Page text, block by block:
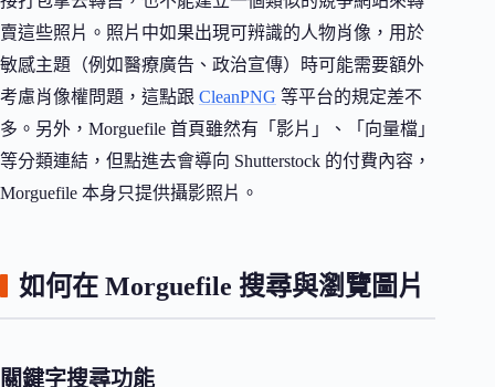
賣這些照片。照片中如果出現可辨識的人物肖像，用於
敏感主題（例如醫療廣告、政治宣傳）時可能需要額外
考慮肖像權問題，這點跟 CleanPNG 等平台的規定差不
多。另外，Morguefile 首頁雖然有「影片」、「向量檔」
等分類連結，但點進去會導向 Shutterstock 的付費內容，
Morguefile 本身只提供攝影照片。
如何在 Morguefile 搜尋與瀏覽圖片
關鍵字搜尋功能